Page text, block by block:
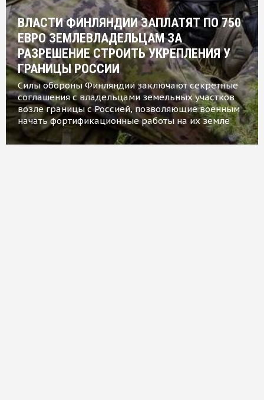
ВЛАСТИ ФИНЛЯНДИИ ЗАПЛАТЯТ ПО 750
ЕВРО ЗЕМЛЕВЛАДЕЛЬЦАМ ЗА
РАЗРЕШЕНИЕ СТРОИТЬ УКРЕПЛЕНИЯ У
ГРАНИЦЫ РОССИИ
Силы обороны Финляндии заключают секретные
соглашения с владельцами земельных участков
возле границы с Россией, позволяющие военным
начать фортификационные работы на их земле